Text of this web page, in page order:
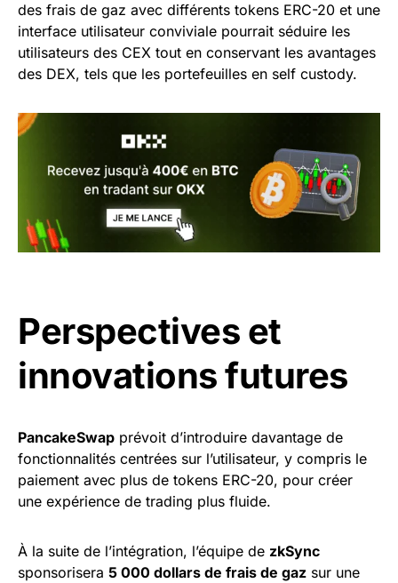
des frais de gaz avec différents tokens ERC-20 et une
interface utilisateur conviviale pourrait séduire les
utilisateurs des CEX tout en conservant les avantages
des DEX, tels que les portefeuilles en self custody.
Perspectives et
innovations futures
PancakeSwap prévoit d’introduire davantage de
fonctionnalités centrées sur l’utilisateur, y compris le
paiement avec plus de tokens ERC-20, pour créer
une expérience de trading plus fluide.
À la suite de l’intégration, l’équipe de zkSync
sponsorisera 5 000 dollars de frais de gaz sur une